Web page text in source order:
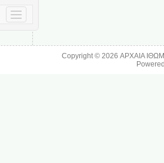
Copyright © 2026ΑΡΧΑΙΑ